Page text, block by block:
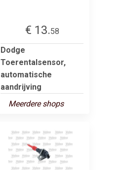
€ 13.58
Dodge
Toerentalsensor,
automatische
aandrijving
Meerdere shops